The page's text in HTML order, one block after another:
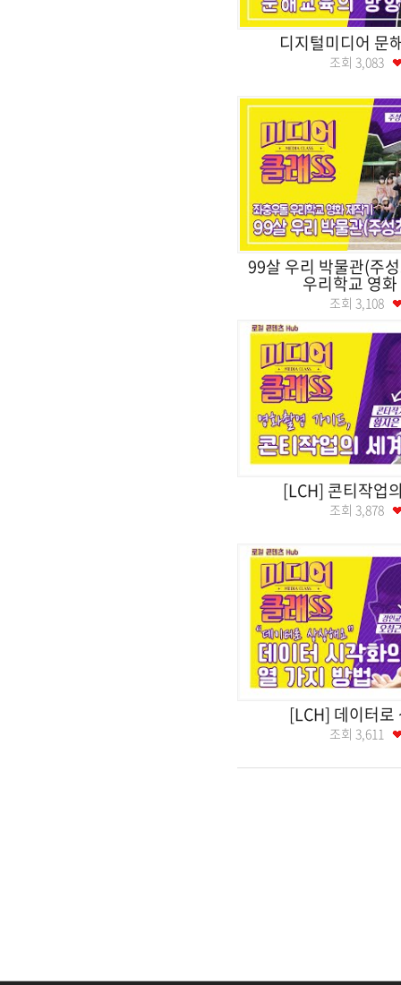
디지털미디어 문
조회 3,083
99살 우리 박물관(주
우리학교 영
조회 3,108
[LCH] 콘티작업
조회 3,878
[LCH] 데이터로
조회 3,611